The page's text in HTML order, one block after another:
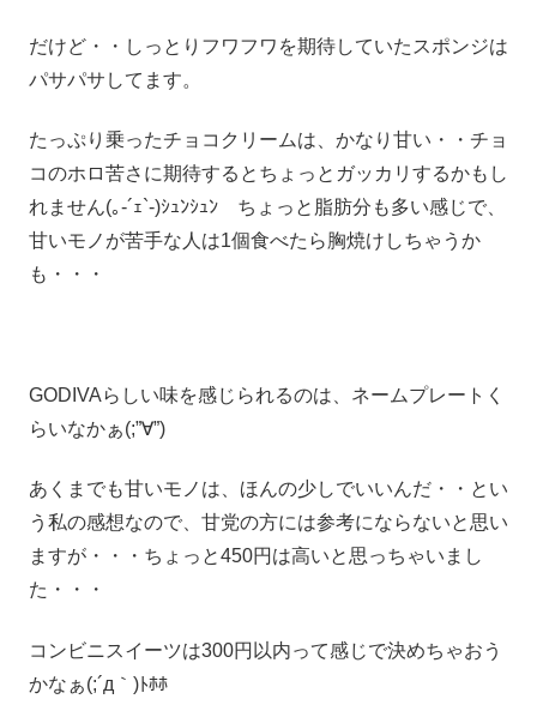
だけど・・しっとりフワフワを期待していたスポンジは
パサパサしてます。
たっぷり乗ったチョコクリームは、かなり甘い・・チョ
コのホロ苦さに期待するとちょっとガッカリするかもし
れません(｡-´ｪ`-)ｼｭﾝｼｭﾝ ちょっと脂肪分も多い感じで、
甘いモノが苦手な人は1個食べたら胸焼けしちゃうか
も・・・
GODIVAらしい味を感じられるのは、ネームプレートく
らいなかぁ(;”∀”)
あくまでも甘いモノは、ほんの少しでいいんだ・・とい
う私の感想なので、甘党の方には参考にならないと思い
ますが・・・ちょっと450円は高いと思っちゃいまし
た・・・
コンビニスイーツは300円以内って感じで決めちゃおう
かなぁ(;´д｀)ﾄﾎﾎ